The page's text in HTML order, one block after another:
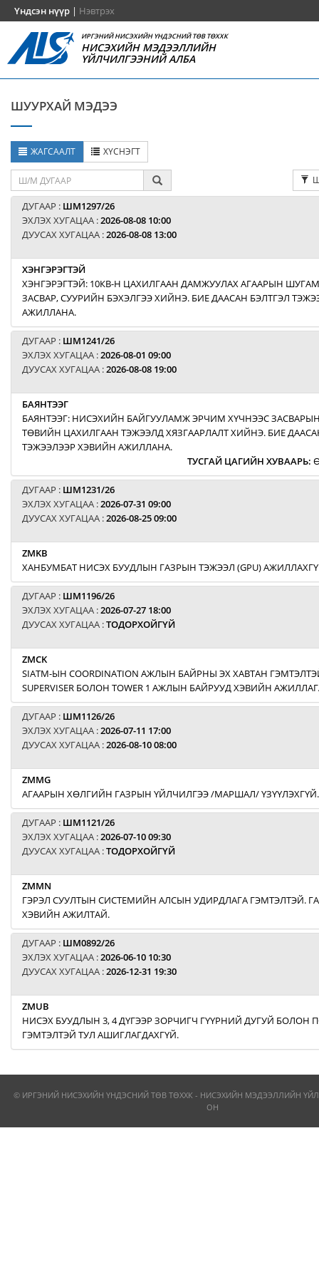
Үндсэн нүүр | Нэвтрэх
ИРГЭНИЙ НИСЭХИЙН ҮНДЭСНИЙ ТӨВ ТӨХХК
НИСЭХИЙН МЭДЭЭЛЛИЙН
ҮЙЛЧИЛГЭЭНИЙ АЛБА
ШУУРХАЙ МЭДЭЭ
ЖАГСААЛТ ХҮСНЭГТ
ДУГААР : ШМ1297/26
ЭХЛЭХ ХУГАЦАА :2026-08-08 10:00
ДУУСАХ ХУГАЦАА :2026-08-08 13:00
ХЭНГЭРЭГТЭЙ
ХЭНГЭРЭГТЭЙ: 10КВ-Н ЦАХИЛГААН ДАМЖУУЛАХ АГААРЫН
ЗАСВАР, СУУРИЙН БЭХЭЛГЭЭ ХИЙНЭ. БИЕ ДААСАН БЭЛТГЭЛ
АЖИЛЛАНА.
ДУГААР : ШМ1241/26
ЭХЛЭХ ХУГАЦАА :2026-08-01 09:00
ДУУСАХ ХУГАЦАА :2026-08-08 19:00
БАЯНТЭЭГ
БАЯНТЭЭГ: НИСЭХИЙН БАЙГУУЛАМЖ ЭРЧИМ ХҮЧНЭЭС
ТӨВИЙН ЦАХИЛГААН ТЭЖЭЭЛД ХЯЗГААРЛАЛТ ХИЙНЭ. БИЕ
ТЭЖЭЭЛЭЭР ХЭВИЙН АЖИЛЛАНА.
ТУСГАЙ ЦАГИЙН ХУВААРЬ:
ДУГААР : ШМ1231/26
ЭХЛЭХ ХУГАЦАА :2026-07-31 09:00
ДУУСАХ ХУГАЦАА :2026-08-25 09:00
ZMKB
ХАНБУМБАТ НИСЭХ БУУДЛЫН ГАЗРЫН ТЭЖЭЭЛ (GPU)
ДУГААР : ШМ1196/26
ЭХЛЭХ ХУГАЦАА :2026-07-27 18:00
ДУУСАХ ХУГАЦАА :ТОДОРХОЙГҮЙ
ZMCK
SIATM-ЫН COORDINATION АЖЛЫН БАЙРНЫ ЭХ ХАВТАН
SUPERVISER БОЛОН TOWER 1 АЖЛЫН БАЙРУУД ХЭВИЙН
ДУГААР : ШМ1126/26
ЭХЛЭХ ХУГАЦАА :2026-07-11 17:00
ДУУСАХ ХУГАЦАА :2026-08-10 08:00
ZMMG
АГААРЫН ХӨЛГИЙН ГАЗРЫН ҮЙЛЧИЛГЭЭ /МАРШАЛ/ ҮЗҮҮЛЭХГҮЙ.
ДУГААР : ШМ1121/26
ЭХЛЭХ ХУГАЦАА :2026-07-10 09:30
ДУУСАХ ХУГАЦАА :ТОДОРХОЙГҮЙ
ZMMN
ГЭРЭЛ СУУЛТЫН СИСТЕМИЙН АЛСЫН УДИРДЛАГА ГЭМТЭЛТЭЙ.
ХЭВИЙН АЖИЛТАЙ.
ДУГААР : ШМ0892/26
ЭХЛЭХ ХУГАЦАА :2026-06-10 10:30
ДУУСАХ ХУГАЦАА :2026-12-31 19:30
ZMUB
НИСЭХ БУУДЛЫН 3, 4 ДҮГЭЭР ЗОРЧИГЧ ГҮҮРНИЙ ДУГУЙ БОЛОН
ГЭМТЭЛТЭЙ ТУЛ АШИГЛАГДАХГҮЙ.
© ИРГЭНИЙ НИСЭХИЙН ҮНДЭСНИЙ ТӨВ ТӨХХК - НИСЭХИЙН МЭДЭЭЛЛИЙН
ОН